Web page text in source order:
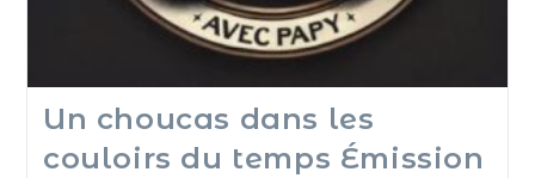
Un choucas dans les
couloirs du temps Émission